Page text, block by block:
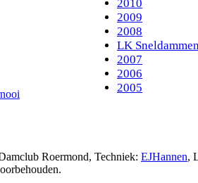
2010
2009
2008
LK
2007
2006
2005
Roermond, Techniek: EJHannen,